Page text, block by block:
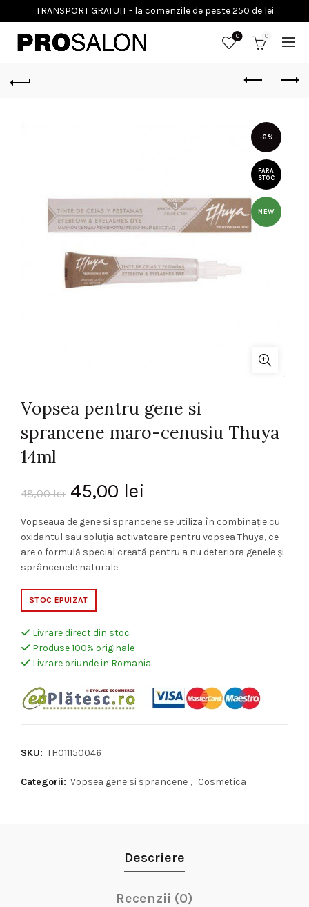
0 0
-6%
FARA
STOC
NEW
Vopsea pentru gene si
sprancene maro-cenusiu Thuya
14ml
48,00lei Prețul
inițial
a
48,00 lei.
45,00 lei
curent
este:
Vopseaua de gene si sprancene se utiliza în combinație cu
oxidantul sau soluția activatoare pentru vopsea Thuya, ce
are o formulă special creată pentru a nu deteriora genele și
sprâncenele naturale.
STOC EPUIZAT
Livrare direct din stoc
Produse 100% originale
Livrare oriunde in Romania
SKU: TH011150046
Categorii: Vopsea gene si sprancene , Cosmetica
Descriere
Recenzii (0)